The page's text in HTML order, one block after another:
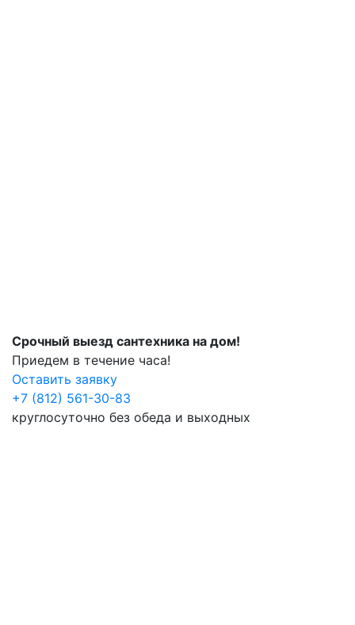
Срочный выезд сантехника на дом!
Приедем в течение часа!
Оставить заявку
+7 (812) 561-30-83
круглосуточно без обеда и выходных